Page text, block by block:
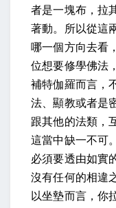
者是一塊布，拉
著動。所以從這
哪一個方向去看
位想要修學佛法
補特伽羅而言，
法、顯教或者是
跟其他的法類，
這當中缺一不可
必須要透由如實
沒有任何的相違
以坐墊而言，你